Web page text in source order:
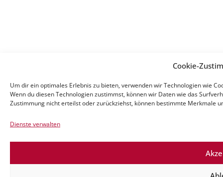
Cookie-
Um dir ein optimales Erlebnis zu bieten, verwenden wir Technologien wie
Wenn du diesen Technologien zustimmst, können wir Daten wie das
Zustimmung nicht erteilst oder zurückziehst, können bestimmte Merkmale
Dienste verwalten